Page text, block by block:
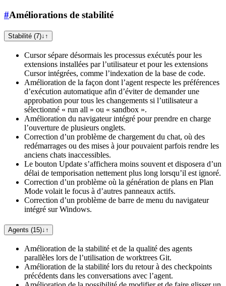
#Améliorations de stabilité
Stabilité (7)↓ ↑
Cursor sépare désormais les processus exécutés pour les
extensions installées par l’utilisateur et pour les extensions
Cursor intégrées, comme l’indexation de la base de code.
Amélioration de la façon dont l’agent respecte les préférences
d’exécution automatique afin d’éviter de demander une
approbation pour tous les changements si l’utilisateur a
sélectionné « run all » ou « sandbox ».
Amélioration du navigateur intégré pour prendre en charge
l’ouverture de plusieurs onglets.
Correction d’un problème de chargement du chat, où des
redémarrages ou des mises à jour pouvaient parfois rendre les
anciens chats inaccessibles.
Le bouton Update s’affichera moins souvent et disposera d’un
délai de temporisation nettement plus long lorsqu’il est ignoré.
Correction d’un problème où la génération de plans en Plan
Mode volait le focus à d’autres panneaux actifs.
Correction d’un problème de barre de menu du navigateur
intégré sur Windows.
Agents (15)↓ ↑
Amélioration de la stabilité et de la qualité des agents
parallèles lors de l’utilisation de worktrees Git.
Amélioration de la stabilité lors du retour à des checkpoints
précédents dans les conversations avec l’agent.